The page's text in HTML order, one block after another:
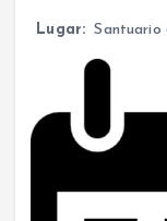
Lugar: Santuario